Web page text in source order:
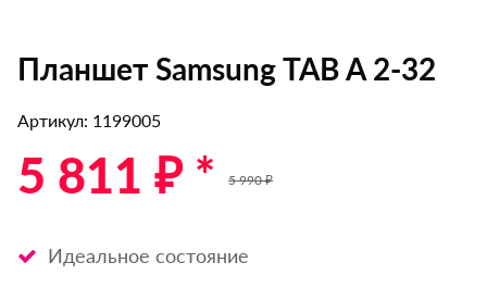
Планшет Samsung TAB A 2-32
Артикул: 1199005
5 811 ₽ * 5 990 ₽
Идеальное состояние